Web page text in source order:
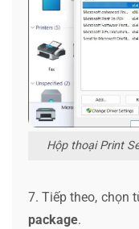
Hộp thoại Print
7. Tiếp theo, chọn
package.